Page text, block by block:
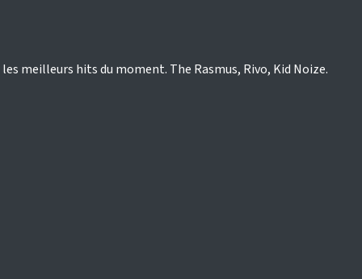
meilleurs hits du moment. The Rasmus, Rivo, Kid Noize.